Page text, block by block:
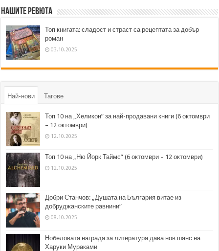
Нашите ревюта
Топ книгата: сладост и страст са рецептата за добър
роман
03.10.2025
Най-нови Тагове
Топ 10 на „Хеликон” за най-продавани книги (6 октомври
– 12 октомври)
12.10.2025
Топ 10 на „Ню Йорк Таймс” (6 октомври – 12 октомври)
12.10.2025
Добри Станчов: „Душата на България витае из
добруджанските равнини“
08.10.2025
Нобеловата награда за литература дава нов шанс на
Харуки Мураками